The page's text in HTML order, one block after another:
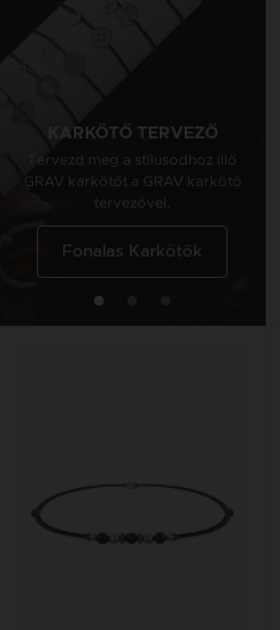
KARKÖTŐ TERVEZŐ
Tervezd meg a stílusodhoz illő
GRAV karkötőt a GRAV karkötő
tervezővel.
Fonalas Karkötők